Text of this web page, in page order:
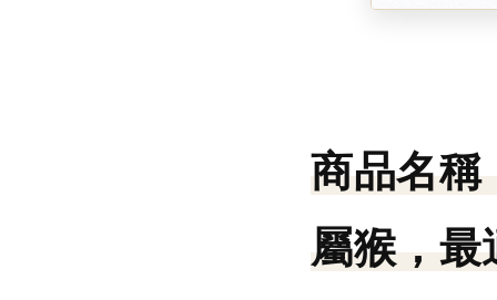
商品名稱
屬猴，最